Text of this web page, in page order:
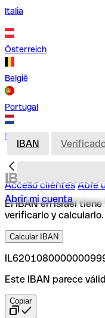
Italia
Österreich
België
Portugal
Nederland
Acceso clientes Abre
Abrir mi cuenta
IBAN
IBAN en Israel
El IBAN en Israel
verificarlo y calcularlo.
Calcular IBAN
Este IBAN parece
Copiar